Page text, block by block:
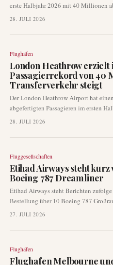
erste Halbjahr 2026 mit 40 Millionen
Meilenstein wurde zusammen mit
Flughafens als globales Drehkreuz
Nahen Ostens erzielt.
28. JULI 2026
Flughäfen
London Heathrow
Passagierrekord von 40
Transferverkehr steigt
Der London Heathrow Airport hat
abgefertigten Passagieren im ersten
bedeutende Meilenstein unterstreicht
maßgeblich durch eine Zunahme des
28. JULI 2026
Fluggesellschaften
Etihad Airways steht
Boeing 787 Dreamliner
Etihad Airways steht Berichten
Bestellung über 10 Boeing 787
Flottenerweiterung könnte nach
diesem Monat bekannt gegeben
und das zukünftige Netzwerkwachstum
27. JULI 2026
Flughäfen
Flughafen Melbourne